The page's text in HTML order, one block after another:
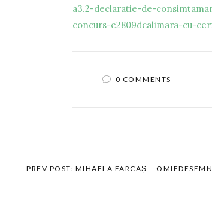
a3.2-declaratie-de-
concurs-e2809dcalimara-cu-
0 COMMENTS
PREV POST: MIHAELA FARCAȘ –